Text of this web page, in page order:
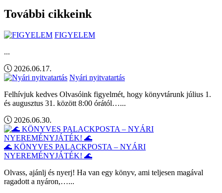
További cikkeink
FIGYELEM
...
2026.06.17.
Nyári nyitvatartás
Felhívjuk kedves Olvasóink figyelmét, hogy könyvtárunk július 1.
és augusztus 31. között 8:00 órától…...
2026.06.30.
🌊 KÖNYVES PALACKPOSTA – NYÁRI
NYEREMÉNYJÁTÉK! 🌊
Olvass, ajánlj és nyerj! Ha van egy könyv, ami teljesen magával
ragadott a nyáron,…...